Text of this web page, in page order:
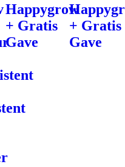
Happygrow
+ Gratis
Gave
+ Gratis
Gave